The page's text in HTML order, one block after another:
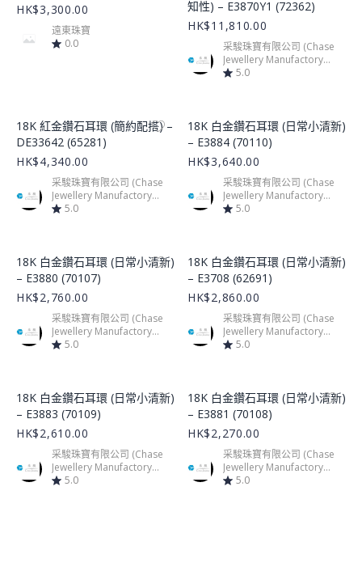
HK$3,300.00
遠東珠寶
0.0
知性) – E3870Y1 (72362)
HK$11,810.00
采駿珠寶有限公司 (Chase
Jewellery Manufactory
Limited)
5.0
Product Image
18K 紅金鑽石耳環 (簡約配搭) –
DE33642 (65281)
HK$4,340.00
采駿珠寶有限公司 (Chase
Jewellery Manufactory
Limited)
5.0
Product Image
18K 白金鑽石耳環 (日常小清新)
– E3884 (70110)
HK$3,640.00
采駿珠寶有限公司 (Chase
Jewellery Manufactory
Limited)
5.0
Product Image
18K 白金鑽石耳環 (日常小清新)
– E3880 (70107)
HK$2,760.00
采駿珠寶有限公司 (Chase
Jewellery Manufactory
Limited)
5.0
Product Image
18K 白金鑽石耳環 (日常小清新)
– E3708 (62691)
HK$2,860.00
采駿珠寶有限公司 (Chase
Jewellery Manufactory
Limited)
5.0
Product Image
18K 白金鑽石耳環 (日常小清新)
– E3883 (70109)
HK$2,610.00
采駿珠寶有限公司 (Chase
Jewellery Manufactory
Limited)
5.0
Product Image
18K 白金鑽石耳環 (日常小清新)
– E3881 (70108)
HK$2,270.00
采駿珠寶有限公司 (Chase
Jewellery Manufactory
Limited)
5.0